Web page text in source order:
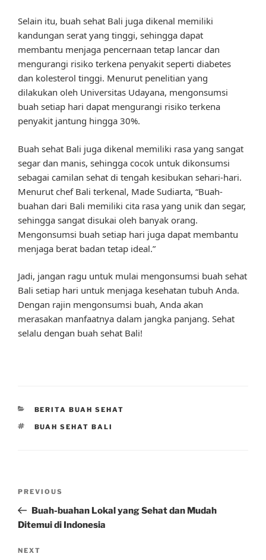
Selain itu, buah sehat Bali juga dikenal memiliki
kandungan serat yang tinggi, sehingga dapat
membantu menjaga pencernaan tetap lancar dan
mengurangi risiko terkena penyakit seperti diabetes
dan kolesterol tinggi. Menurut penelitian yang
dilakukan oleh Universitas Udayana, mengonsumsi
buah setiap hari dapat mengurangi risiko terkena
penyakit jantung hingga 30%.
Buah sehat Bali juga dikenal memiliki rasa yang sangat
segar dan manis, sehingga cocok untuk dikonsumsi
sebagai camilan sehat di tengah kesibukan sehari-hari.
Menurut chef Bali terkenal, Made Sudiarta, “Buah-
buahan dari Bali memiliki cita rasa yang unik dan segar,
sehingga sangat disukai oleh banyak orang.
Mengonsumsi buah setiap hari juga dapat membantu
menjaga berat badan tetap ideal.”
Jadi, jangan ragu untuk mulai mengonsumsi buah sehat
Bali setiap hari untuk menjaga kesehatan tubuh Anda.
Dengan rajin mengonsumsi buah, Anda akan
merasakan manfaatnya dalam jangka panjang. Sehat
selalu dengan buah sehat Bali!
CATEGORIES
BERITA BUAH SEHAT
TAGS
BUAH SEHAT BALI
Previous
Post
PREVIOUS
Buah-buahan Lokal yang Sehat dan Mudah
Ditemui di Indonesia
Next
NEXT